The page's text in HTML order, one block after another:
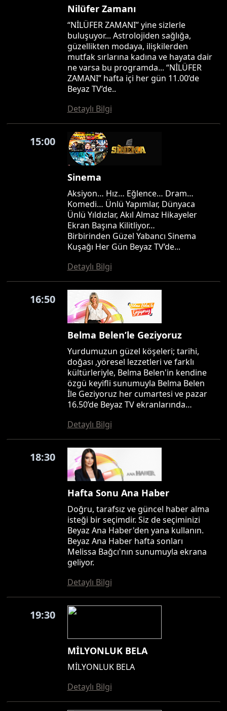
Nilüfer Zamanı
“NİLÜFER ZAMANI” yine sizlerle
buluşuyor... Astrolojiden sağlığa,
güzellikten modaya, ilişkilerden
mutfak sırlarına kadına ve hayata dair
ne varsa bu programda... “NİLÜFER
ZAMANI” hafta içi her gün 11.00’de
Beyaz TV’de..
Detaylı Bilgi
15:00
Sinema
Aksiyon… Hız… Eğlence… Dram…
Komedi… Ünlü Yapımlar, Dünyaca
Ünlü Yıldızlar, Akıl Almaz Hikayeler
Ekran Başına Kilitliyor…
Birbirinden Güzel Yabancı Sinema
Kuşağı Her Gün Beyaz TV’de...
Detaylı Bilgi
16:50
Belma Belen’le Geziyoruz
Yurdumuzun güzel köşeleri; tarihi,
doğası ,yöresel lezzetleri ve farklı
kültürleriyle, Belma Belen'in kendine
özgü keyifli sunumuyla Belma Belen
İle Geziyoruz her cumartesi ve pazar
16.50’de Beyaz TV ekranlarında…
Detaylı Bilgi
18:30
Hafta Sonu Ana Haber
Doğru, tarafsız ve güncel haber alma
isteği bir seçimdir. Siz de seçiminizi
Beyaz Ana Haber'den yana kullanın.
Beyaz Ana Haber hafta sonları
Melissa Bağcı'nın sunumuyla ekrana
geliyor.
Detaylı Bilgi
19:30
MİLYONLUK BELA
MİLYONLUK BELA
Detaylı Bilgi